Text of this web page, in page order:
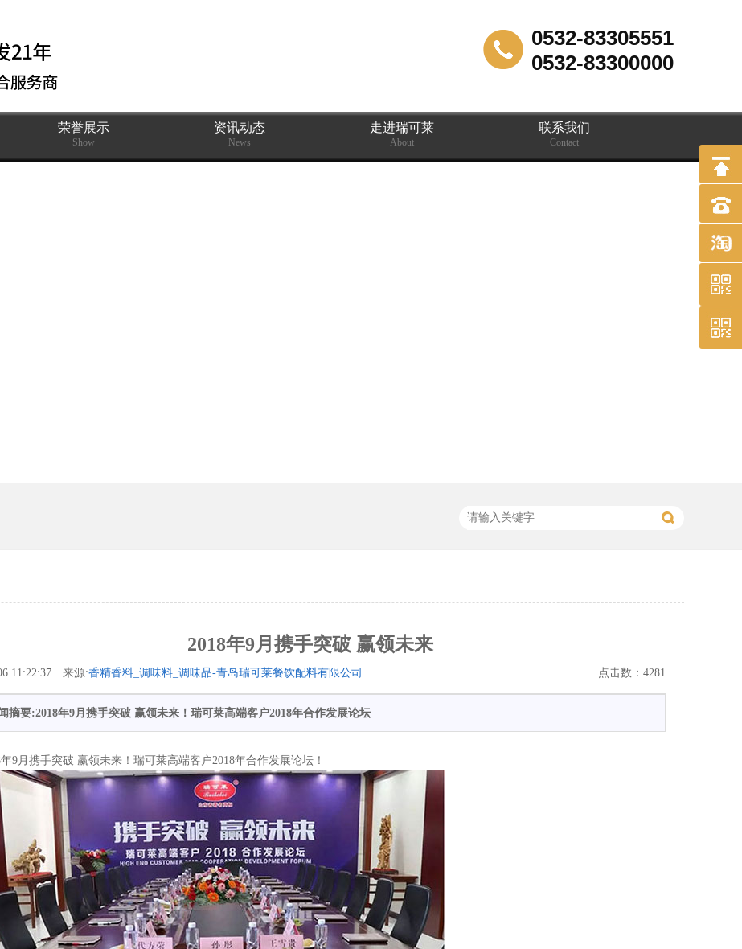
0532-83305551
0532-83300000
荣誉展示
Show
资讯动态
News
走进瑞可莱
About
联系我们
Contact
2018年9月携手突破 赢领未来
点击数：4281
11:22:37 来源:香精香料_调味料_调味品-青岛瑞可莱餐饮配料有限公司
摘要:2018年9月携手突破 赢领未来！瑞可莱高端客户2018年合作发展论坛
9月携手突破 赢领未来！瑞可莱高端客户2018年合作发展论坛！